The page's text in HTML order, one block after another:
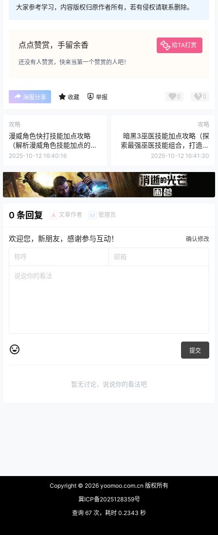
大家参考学习，内容版权归原作者所有，若有侵权请联系删除。
点点赞赏，手留余香 给TA打赏
还没有人赞赏，快来当第一个赞赏的人吧！
海报分享 收藏 举报 0 0
攻略
漫威角色快打技能加点攻略
（解析漫威角色技能加点的策
略与技巧）
2025-10-12 16:40:16
攻略
暗黑3巫医技能加点攻略（探
索最强巫医技能组合，打造无
敌输出）
2025-10-12 16:41:30
0 条回复 A 文章作者 M 管理员
欢迎您，新朋友，感谢参与互动！ 确认修改
提交
暂无讨论，说说你的看法吧
Copyright © 2026 yoomoo.com.cn 版权所有
冀ICP备2025128359号
查询 67 次，耗时 0.2343 秒